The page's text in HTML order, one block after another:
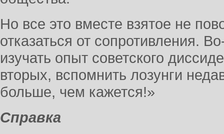
Но все это вместе взятое не
отказаться от сопротивления.
изучать опыт советского
вторых, вспомнить лозунги
больше, чем кажется!»
Справка